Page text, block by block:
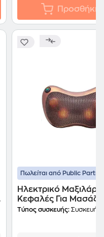
Προσθήκη
Πωλείται από Public
Ηλεκτρικό Μαξιλάρι
Κεφαλές Για Μασάζ -
5002- Oem
Τύπος συσκευής: Συσκευή